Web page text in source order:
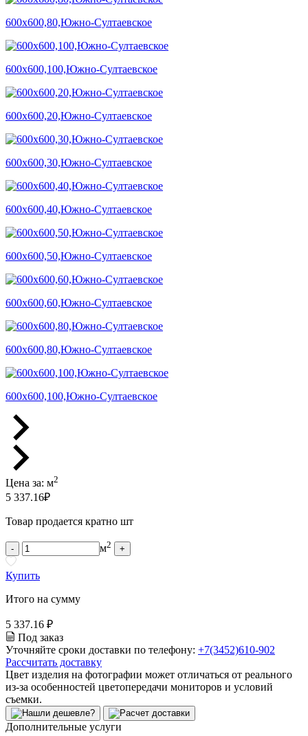
600х600,80,Южно-Султаевское
600х600,100,Южно-Султаевское
600х600,20,Южно-Султаевское
600х600,30,Южно-Султаевское
600х600,40,Южно-Султаевское
600х600,50,Южно-Султаевское
600х600,60,Южно-Султаевское
600х600,80,Южно-Султаевское
600х600,100,Южно-Султаевское
Цена за: м2
5 337.16₽
Товар продается кратно шт
- м2 +
Купить
Итого на сумму
5 337.16 ₽
Под заказ
Уточняйте сроки доставки по телефону: +7(3452)610-902
Рассчитать доставку
Цвет изделия на фотографии может отличаться от реального
из-за особенностей цветопередачи мониторов и условий
съемки.
Дополнительные услуги